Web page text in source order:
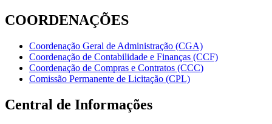
COORDENAÇÕES
Coordenação Geral de Administração (CGA)
Coordenação de Contabilidade e Finanças (CCF)
Coordenação de Compras e Contratos (CCC)
Comissão Permanente de Licitação (CPL)
Central de Informações